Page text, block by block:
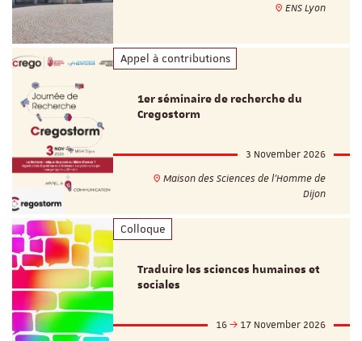
ENS Lyon
Appel à contributions
1er séminaire de recherche du
Cregostorm
3 November 2026
Maison des Sciences de l'Homme de
Dijon
Colloque
Traduire les sciences humaines et
sociales
16
17 November 2026